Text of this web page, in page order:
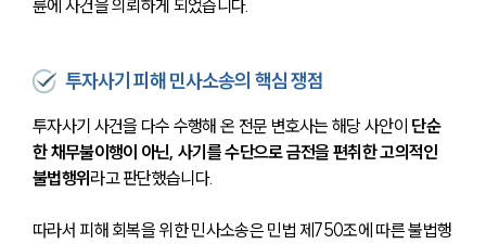
륜에 사건을 의뢰하게 되었습니다.
투자사기 피해 민사소송의 핵심 쟁점
투자사기 사건을 다수 수행해 온 전문 변호사는 해당 사안이 단순
한 채무불이행이 아닌, 사기를 수단으로 금전을 편취한 고의적인
불법행위 라고 판단했습니다.
따라서 피해 회복을 위한 민사소송은 민법 제750조에 따른 불법행